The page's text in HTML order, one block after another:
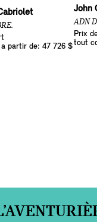
partir de: 47 726 $
John
ADN
Prix
tout